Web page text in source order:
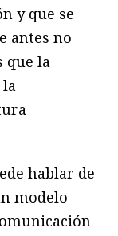
y que se
antes no
que la
la
hablar de
modelo